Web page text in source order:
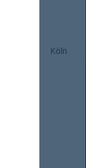
Köln